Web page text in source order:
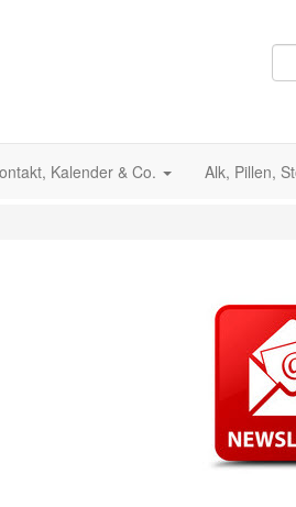
Kalender & Co. Alk, Pillen,